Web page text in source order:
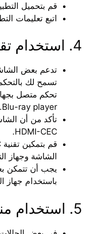
قم بتحميل
اتبع تعليمات
4. استخدام تقنية HDMI-CEC
تسمح لك
تحكم متصل
Blu-ray player.
تأكد من أن
HDMI-CEC.
الشاشة وجهاز
يجب أن تتمكن
باستخدام جهاز
5. استخدام منفذ الطاقة